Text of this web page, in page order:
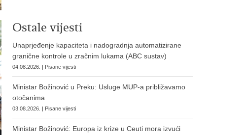
Ostale vijesti
Unaprjeđenje kapaciteta i nadogradnja automatizirane
granične kontrole u zračnim lukama (ABC sustav)
04.08.2026. | Pisane vijesti
Ministar Božinović u Preku: Usluge MUP-a približavamo
otočanima
03.08.2026. | Pisane vijesti
Ministar Božinović: Europa iz krize u Ceuti mora izvući